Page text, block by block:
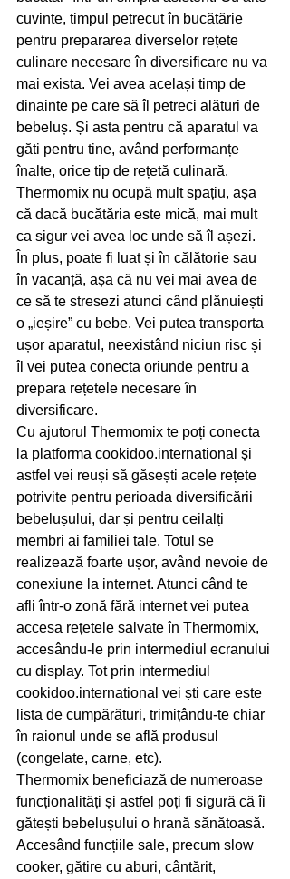
cuvinte, timpul petrecut în bucătărie
pentru prepararea diverselor rețete
culinare necesare în diversificare nu va
mai exista. Vei avea același timp de
dinainte pe care să îl petreci alături de
bebeluș. Și asta pentru că aparatul va
găti pentru tine, având performanțe
înalte, orice tip de rețetă culinară.
Thermomix nu ocupă mult spațiu, așa
că dacă bucătăria este mică, mai mult
ca sigur vei avea loc unde să îl așezi.
În plus, poate fi luat și în călătorie sau
în vacanță, așa că nu vei mai avea de
ce să te stresezi atunci când plănuiești
o „ieșire” cu bebe. Vei putea transporta
ușor aparatul, neexistând niciun risc și
îl vei putea conecta oriunde pentru a
prepara rețetele necesare în
diversificare.
Cu ajutorul Thermomix te poți conecta
la platforma cookidoo.international și
astfel vei reuși să găsești acele rețete
potrivite pentru perioada diversificării
bebelușului, dar și pentru ceilalți
membri ai familiei tale. Totul se
realizează foarte ușor, având nevoie de
conexiune la internet. Atunci când te
afli într-o zonă fără internet vei putea
accesa rețetele salvate în Thermomix,
accesându-le prin intermediul ecranului
cu display. Tot prin intermediul
cookidoo.international vei ști care este
lista de cumpărături, trimițându-te chiar
în raionul unde se află produsul
(congelate, carne, etc).
Thermomix beneficiază de numeroase
funcționalități și astfel poți fi sigură că îi
gătești bebelușului o hrană sănătoasă.
Accesând funcțiile sale, precum slow
cooker, gătire cu aburi, cântărit,